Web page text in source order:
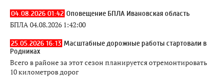
04.08.2026 01:42 Оповещение БПЛА Ивановская область
БПЛА 04.08.2026 1:42:00
25.05.2026 16:13 Масштабные дорожные работы стартовали в
Родниках
Всего в районе за этот сезон планируется отремонтировать
10 километров дорог